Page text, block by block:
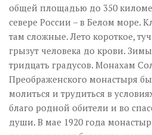
общей площадью до 350
севере России – в Белом море.
там сложные. Лето короткое,
грызут человека до крови.
тридцать градусов. Монахам
Преображенского монастыря
молиться и трудиться в
благо родной обители и во
души. В мае 1920 года